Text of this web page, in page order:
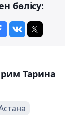
бөлісу:
Тарина